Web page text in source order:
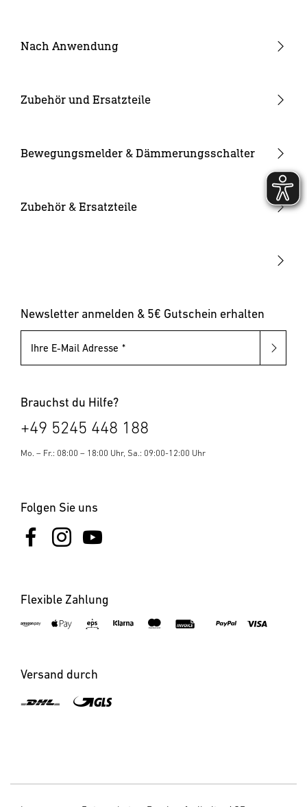
24V Garten-Lichtsystem
Strahler und Spots
Kameraleuchten
Solarleuchten
Pollerleuchten
Nach Anwendung
Hauseingang
Zubehör und Ersatzteile
Ersatzgläser
Leuchtmittel
Bewegungsmelder & Dämmerungsschalter
Bewegungsmelder innen
Zubehör & Ersatzteile
Newsletter anmelden & 5€ Gutschein erhalten
Ihre E-Mail Adresse
Brauchst du Hilfe?
+49 5245 448 188
Mo. – Fr.: 08:00 – 18:00 Uhr, Sa.: 09:00-12:00 Uhr
Folgen Sie uns
Flexible Zahlung
Versand durch